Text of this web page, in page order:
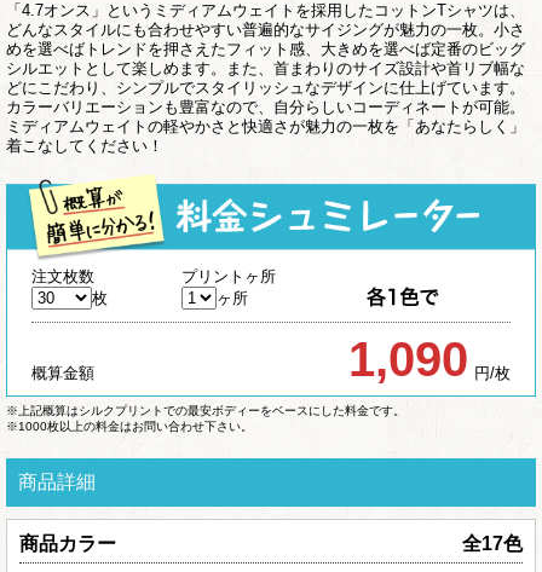
「4.7オンス」というミディアムウェイトを採用したコットンTシャツは、
どんなスタイルにも合わせやすい普遍的なサイジングが魅力の一枚。小さ
めを選べばトレンドを押さえたフィット感、大きめを選べば定番のビッグ
シルエットとして楽しめます。また、首まわりのサイズ設計や首リブ幅な
どにこだわり、シンプルでスタイリッシュなデザインに仕上げています。
カラーバリエーションも豊富なので、自分らしいコーディネートが可能。
ミディアムウェイトの軽やかさと快適さが魅力の一枚を「あなたらしく」
着こなしてください！
注文枚数
プリントヶ所
枚
ヶ所
概算金額 1,090 円/枚
※上記概算はシルクプリントでの最安ボディーをベースにした料金です。
※1000枚以上の料金はお問い合わせ下さい。
商品詳細
商品カラー 全17色